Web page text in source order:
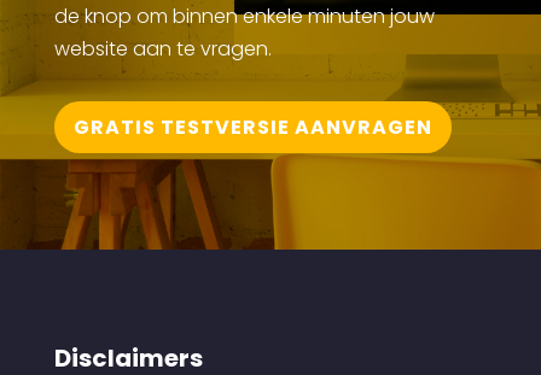
de knop om binnen enkele minuten jouw
website aan te vragen.
GRATIS TESTVERSIE AANVRAGEN
Disclaimers